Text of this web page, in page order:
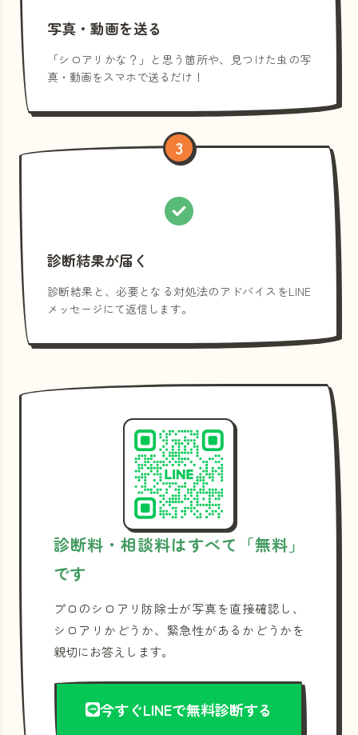
写真・動画を送る
「シロアリかな？」と思う箇所や、見つけた虫の写
真・動画をスマホで送るだけ！
3
診断結果が届く
診断結果と、必要となる対処法のアドバイスをLINE
メッセージにて返信します。
診断料・相談料はすべて「無料」
です
プロのシロアリ防除士が写真を直接確認し、
シロアリかどうか、緊急性があるかどうかを
親切にお答えします。
今すぐLINEで無料診断する